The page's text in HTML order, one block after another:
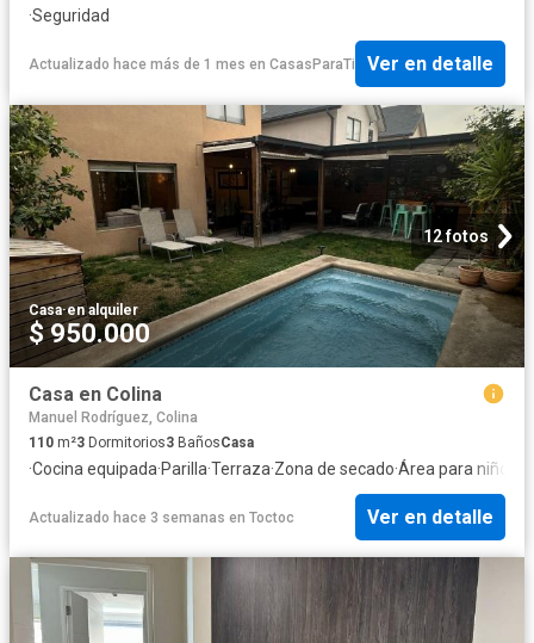
·Seguridad
Actualizado hace más de 1 mes en CasasParaTi Ver en detalle
12 fotos
Casa·en alquiler
$ 950.000
Casa en Colina
Manuel Rodríguez, Colina
110 m²3 Dormitorios3 BañosCasa
·Cocina equipada·Parilla·Terraza·Zona de secado·Área para niños
Actualizado hace 3 semanas en Toctoc Ver en detalle